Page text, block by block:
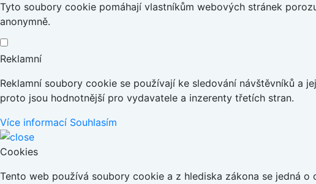
Tyto soubory cookie pomáhají vlastníkům webových stránek
anonymně.
Reklamní
Reklamní soubory cookie se používají ke sledování návštěvníků a
proto jsou hodnotnější pro vydavatele a inzerenty třetích stran.
Více informací Souhlasím
Cookies
Tento web používá soubory cookie a z hlediska zákona se jedná